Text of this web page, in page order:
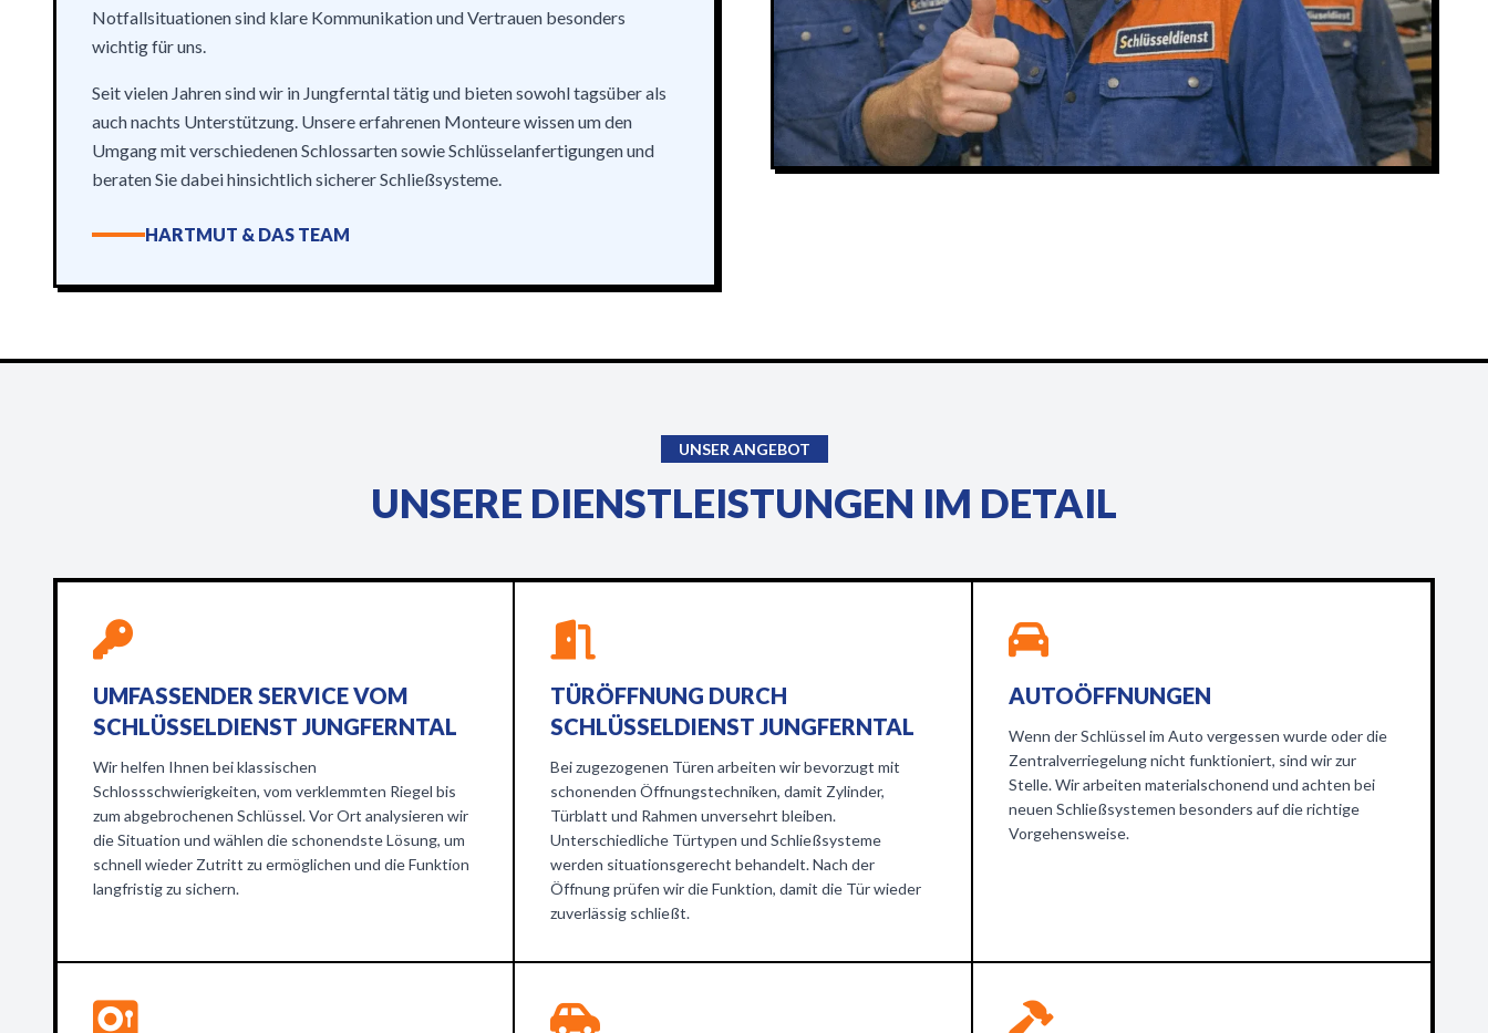
Notfallsituationen sind klare Kommunikation und Vertrauen besonders
wichtig für uns.
Seit vielen Jahren sind wir in Jungferntal tätig und bieten sowohl tagsüber als
auch nachts Unterstützung. Unsere erfahrenen Monteure wissen um den
Umgang mit verschiedenen Schlossarten sowie Schlüsselanfertigungen und
beraten Sie dabei hinsichtlich sicherer Schließsysteme.
HARTMUT & DAS TEAM
UNSER ANGEBOT
UNSERE DIENSTLEISTUNGEN IM DETAIL
UMFASSENDER SERVICE VOM
SCHLÜSSELDIENST JUNGFERNTAL
Wir helfen Ihnen bei klassischen
Schlossschwierigkeiten, vom verklemmten Riegel bis
zum abgebrochenen Schlüssel. Vor Ort analysieren wir
die Situation und wählen die schonendste Lösung, um
schnell wieder Zutritt zu ermöglichen und die Funktion
langfristig zu sichern.
TÜRÖFFNUNG DURCH
SCHLÜSSELDIENST JUNGFERNTAL
Bei zugezogenen Türen arbeiten wir bevorzugt mit
schonenden Öffnungstechniken, damit Zylinder,
Türblatt und Rahmen unversehrt bleiben.
Unterschiedliche Türtypen und Schließsysteme
werden situationsgerecht behandelt. Nach der
Öffnung prüfen wir die Funktion, damit die Tür wieder
zuverlässig schließt.
AUTOÖFFNUNGEN
Wenn der Schlüssel im Auto vergessen wurde oder die
Zentralverriegelung nicht funktioniert, sind wir zur
Stelle. Wir arbeiten materialschonend und achten bei
neuen Schließsystemen besonders auf die richtige
Vorgehensweise.